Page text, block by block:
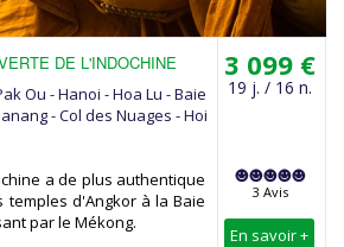
3 099 €
19 j. / 16 n.
3 Avis
En savoir +
DE L'INDOCHINE
Ou - Hanoi - Hoa Lu - Baie
- Col des Nuages - Hoi
a de plus authentique
temples d'Angkor à la Baie
par le Mékong.